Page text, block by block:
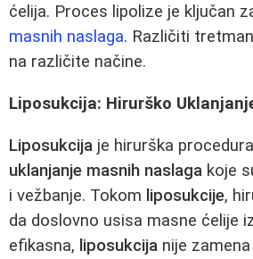
ćelija. Proces lipolize je ključan
masnih naslaga. Različiti
na različite načine.
Liposukcija: Hirurško
Liposukcija je hirurška
uklanjanje masnih naslaga koje
i vežbanje. Tokom liposukcije,
da doslovno usisa masne ćelije
efikasna, liposukcija nije